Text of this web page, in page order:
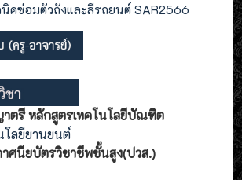
นิคซ่อมตัวถังและสีรถยนต์ SAR2566
ตรี หลักสูตรเทคโนโลยีบัณฑิต
โลยียานยนต์
ศนียบัตรวิชาชีพชั้นสูง(ปวส.)